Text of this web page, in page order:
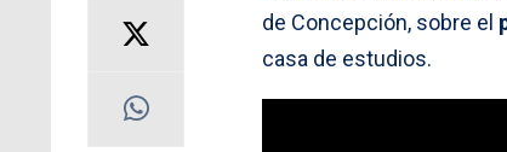
de Concepción, sobre el
casa de estudios.